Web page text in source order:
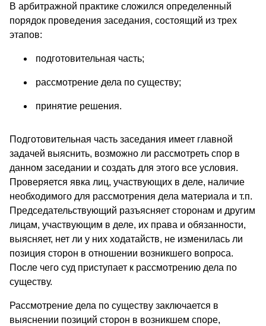
В арбитражной практике сложился определенный
порядок проведения заседания, состоящий из трех
этапов:
подготовительная часть;
рассмотрение дела по существу;
принятие решения.
Подготовительная часть заседания имеет главной
задачей выяснить, возможно ли рассмотреть спор в
данном заседании и создать для этого все условия.
Проверяется явка лиц, участвующих в деле, наличие
необходимого для рассмотрения дела материала и т.п.
Председательствующий разъясняет сторонам и другим
лицам, участвующим в деле, их права и обязанности,
выясняет, нет ли у них ходатайств, не изменилась ли
позиция сторон в отношении возникшего вопроса.
После чего суд приступает к рассмотрению дела по
существу.
Рассмотрение дела по существу заключается в
выяснении позиций сторон в возникшем споре,